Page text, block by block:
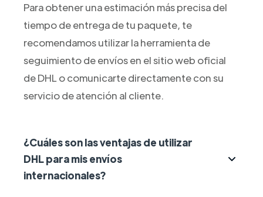
Para obtener una estimación más precisa del
tiempo de entrega de tu paquete, te
recomendamos utilizar la herramienta de
seguimiento de envíos en el sitio web oficial
de DHL o comunicarte directamente con su
servicio de atención al cliente.
¿Cuáles son las ventajas de utilizar
DHL para mis envíos
internacionales?